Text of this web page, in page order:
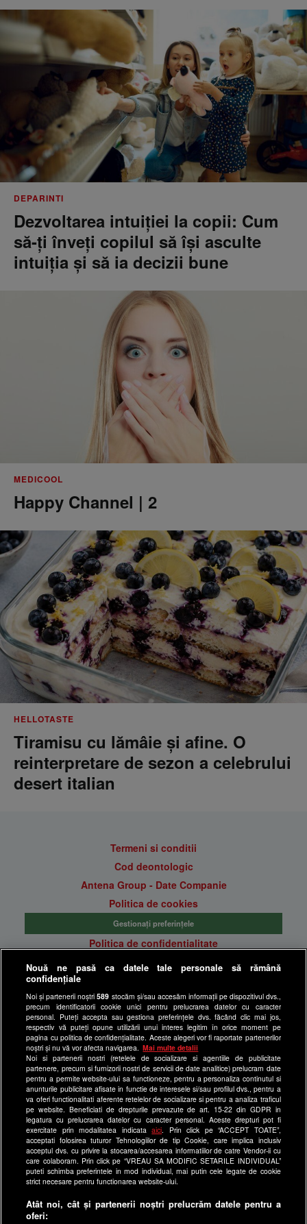
DEPARINTI
Dezvoltarea intuiției la copii: Cum
să-ți înveți copilul să își asculte
intuiția și să ia decizii bune
MEDICOOL
Happy Channel | 2
HELLOTASTE
Tiramisu cu lămâie și afine. O
reinterpretare de sezon a celebrului
desert italian
Termeni si conditii
Cod deontologic
Antena Group - Date Companie
Politica de cookies
Gestionați preferințele
Politica de confidentialitate
Anunturi gratuite pe Lajumate.ro
Program Happy Channel
Echipa editorială
Site-uri Antena Group
a1.ro
antenastars.ro
as.ro
catine.ro
chefi.ro
deparinti.ro
medicool.ro
spynews.ro
Nouă ne pasă ca datele tale personale să rămână
confidențiale
Noi și partenerii noștri589 stocăm și/sau accesăm informații pe dispozitivul dvs.,
precum identificatorii cookie unici pentru prelucrarea datelor cu caracter
personal. Puteți accepta sau gestiona preferințele dvs. făcând clic mai jos,
respectiv vă puteți opune utilizării unui interes legitim în orice moment pe
pagina cu politica de confidențialitate. Aceste alegeri vor fi raportate partenerilor
noștri și nu vă vor afecta navigarea.
Mai multe detalii
Noi si partenerii nostri (retelele de socializare si agentiile de publicitate
partenere, precum si furnizorii nostri de servicii de date analitice) prelucram date
pentru a permite website-ului sa functioneze, pentru a personaliza continutul si
anunturile publicitare afisate in functie de interesele si/sau profilul dvs., pentru a
va oferi functionalitati aferente retelelor de socializare si pentru a analiza traficul
pe website. Beneficiati de drepturile prevazute de art. 15-22 din GDPR in
legatura cu prelucrarea datelor cu caracter personal. Aceste drepturi pot fi
exercitate prin modalitatea indicataaici . Prin click pe “ACCEPT TOATE”,
acceptati folosirea tuturor Tehnologiilor de tip Cookie, care implica inclusiv
acceptul dvs. cu privire la stocarea/accesarea informatiilor de catre Vendor-ii cu
care colaboram. Prin click pe “VREAU SA MODIFIC SETARILE INDIVIDUAL”
puteti schimba preferintele in mod individual, mai putin cele legate de cookie
strict necesare pentru functionarea website-ului.
Atât noi, cât și partenerii noștri prelucrăm datele pentru a
oferi: